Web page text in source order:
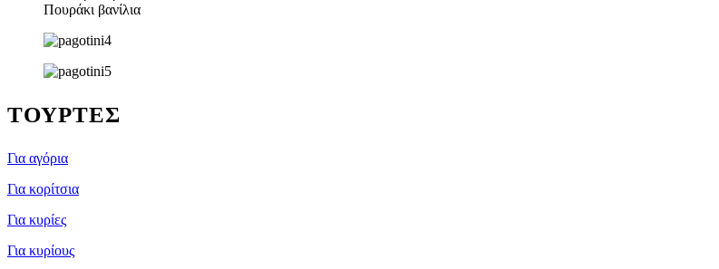
Πουράκι βανίλια
ΤΟΥΡΤΕΣ
Για αγόρια
Για κορίτσια
Για κυρίες
Για κυρίους